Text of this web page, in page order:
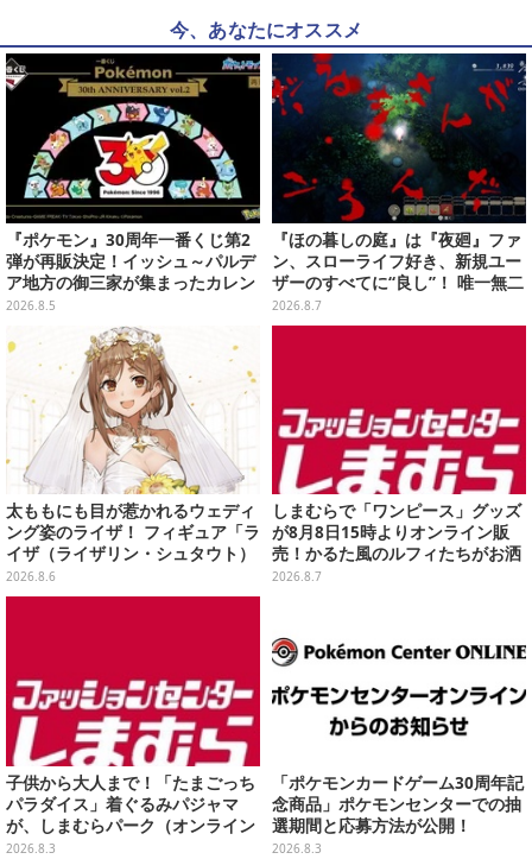
今、あなたにオススメ
『ポケモン』30周年一番くじ第2
弾が再販決定！イッシュ～パルデ
ア地方の御三家が集まったカレン
ダー、ぬいぐるみなど記念グッズ
2026.8.5
『ほの暮しの庭』は『夜廻』ファ
ン、スローライフ好き、新規ユー
ザーのすべてに“良し”！ 唯一無二
の「不穏生活シム」恐怖も暮らし
もお好み次第【プレイレポ】
2026.8.7
太ももにも目が惹かれるウェディ
ング姿のライザ！ フィギュア「ラ
イザ（ライザリン・シュタウト）
ウェディングStyle」が8月7日よ
り予約受付開始
2026.8.6
しまむらで「ワンピース」グッズ
が8月8日15時よりオンライン販
売！かるた風のルフィたちがお洒
落なバッグや、チョッパーが可愛
2026.8.7
子供から大人まで！「たまごっち
パラダイス」着ぐるみパジャマ
が、しまむらパーク（オンライン
ストア）にて受注生産
2026.8.3
「ポケモンカードゲーム30周年記
念商品」ポケモンセンターでの抽
選期間と応募方法が公開！
2026.8.3